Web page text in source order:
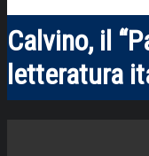
Calvino, il
letteratura